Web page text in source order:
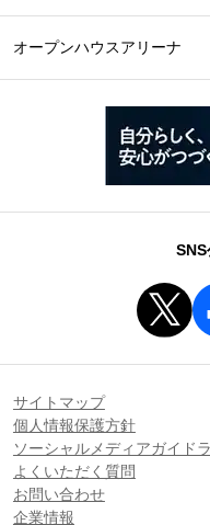
オープンハウスアリーナ
サイトマップ
個人情報保護方針
ソーシャルメディアガイド
よくいただく質問
お問い合わせ
企業情報